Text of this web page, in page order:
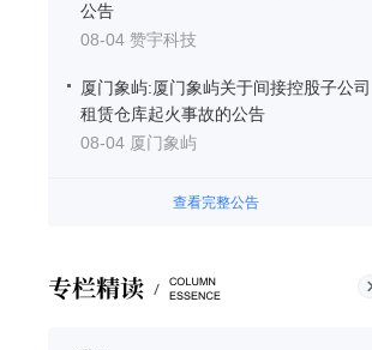
公告
08-04 赞宇科技
厦门象屿:厦门象屿关于间接控股子公司
租赁仓库起火事故的公告
08-04 厦门象屿
查看完整公告